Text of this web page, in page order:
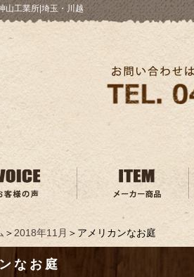
山工業所|埼玉・川越
＞2018年11月 ＞アメリカンなお庭
なお庭